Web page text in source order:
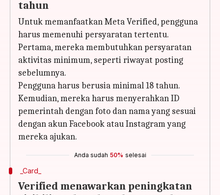
tahun
Untuk memanfaatkan Meta Verified, pengguna
harus memenuhi persyaratan tertentu.
Pertama, mereka membutuhkan persyaratan
aktivitas minimum, seperti riwayat posting
sebelumnya.
Pengguna harus berusia minimal 18 tahun.
Kemudian, mereka harus menyerahkan ID
pemerintah dengan foto dan nama yang sesuai
dengan akun Facebook atau Instagram yang
mereka ajukan.
Anda sudah 50% selesai
_Card_
Verified menawarkan peningkatan